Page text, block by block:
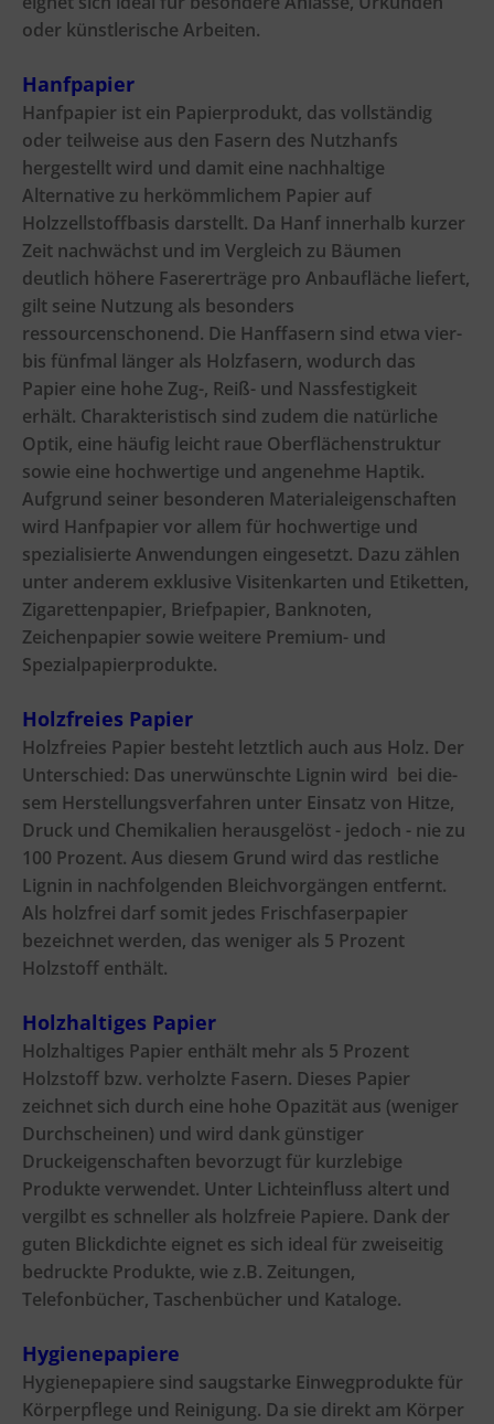
oder künstlerische Arbeiten.
Hanfpapier
Hanfpapier ist ein Papierprodukt, das vollständig
oder teilweise aus den Fasern des Nutzhanfs
hergestellt wird und damit eine nachhaltige
Alternative zu herkömmlichem Papier auf
Holzzellstoffbasis darstellt. Da Hanf innerhalb kurzer
Zeit nachwächst und im Vergleich zu Bäumen
deutlich höhere Fasererträge pro Anbaufläche liefert,
gilt seine Nutzung als besonders
ressourcenschonend. Die Hanffasern sind etwa vier-
bis fünfmal länger als Holzfasern, wodurch das
Papier eine hohe Zug-, Reiß- und Nassfestigkeit
erhält. Charakteristisch sind zudem die natürliche
Optik, eine häufig leicht raue Oberflächenstruktur
sowie eine hochwertige und angenehme Haptik.
Aufgrund seiner besonderen Materialeigenschaften
wird Hanfpapier vor allem für hochwertige und
spezialisierte Anwendungen eingesetzt. Dazu zählen
unter anderem exklusive Visitenkarten und Etiketten,
Zigarettenpapier, Briefpapier, Banknoten,
Zeichenpapier sowie weitere Premium- und
Spezialpapierprodukte.
Holzfreies Papier
Holzfreies Papier besteht letztlich auch aus Holz. Der
Unterschied: Das unerwünschte Lignin wird bei die-
sem Herstellungsverfahren unter Einsatz von Hitze,
Druck und Chemikalien herausgelöst - jedoch - nie zu
100 Prozent. Aus diesem Grund wird das restliche
Lignin in nachfolgenden Bleichvorgängen entfernt.
Als holzfrei darf somit jedes Frischfaserpapier
bezeichnet werden, das weniger als 5 Prozent
Holzstoff enthält.
Holzhaltiges Papier
Holzhaltiges Papier enthält mehr als 5 Prozent
Holzstoff bzw. verholzte Fasern. Dieses Papier
zeichnet sich durch eine hohe Opazität aus (weniger
Durchscheinen) und wird dank günstiger
Druckeigenschaften bevorzugt für kurzlebige
Produkte verwendet. Unter Lichteinfluss altert und
vergilbt es schneller als holzfreie Papiere. Dank der
guten Blickdichte eignet es sich ideal für zweiseitig
bedruckte Produkte, wie z.B. Zeitungen,
Telefonbücher, Taschenbücher und Kataloge.
Hygienepapiere
Hygienepapiere sind saugstarke Einwegprodukte für
Körperpflege und Reinigung. Da sie direkt am Körper